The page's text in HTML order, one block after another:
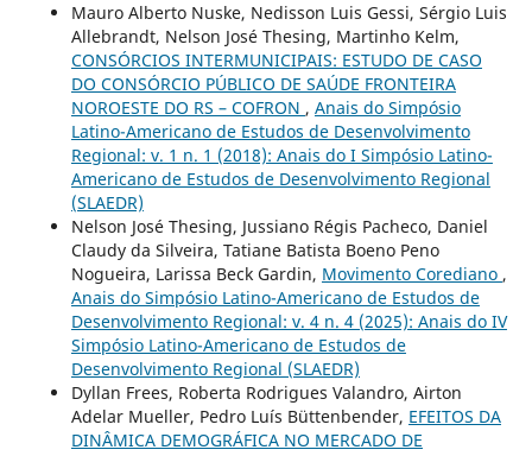
Mauro Alberto Nuske, Nedisson Luis Gessi, Sérgio Luis
Allebrandt, Nelson José Thesing, Martinho Kelm,
CONSÓRCIOS INTERMUNICIPAIS: ESTUDO DE CASO
DO CONSÓRCIO PÚBLICO DE SAÚDE FRONTEIRA
NOROESTE DO RS – COFRON , Anais do Simpósio
Latino-Americano de Estudos de Desenvolvimento
Regional: v. 1 n. 1 (2018): Anais do I Simpósio Latino-
Americano de Estudos de Desenvolvimento Regional
(SLAEDR)
Nelson José Thesing, Jussiano Régis Pacheco, Daniel
Claudy da Silveira, Tatiane Batista Boeno Peno
Nogueira, Larissa Beck Gardin, Movimento Corediano ,
Anais do Simpósio Latino-Americano de Estudos de
Desenvolvimento Regional: v. 4 n. 4 (2025): Anais do IV
Simpósio Latino-Americano de Estudos de
Desenvolvimento Regional (SLAEDR)
Dyllan Frees, Roberta Rodrigues Valandro, Airton
Adelar Mueller, Pedro Luís Büttenbender, EFEITOS DA
DINÂMICA DEMOGRÁFICA NO MERCADO DE